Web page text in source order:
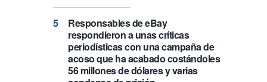
Responsables de eBay
respondieron a unas críticas
periodísticas con una campaña de
acoso que ha acabado costándoles
56 millones de dólares y varias